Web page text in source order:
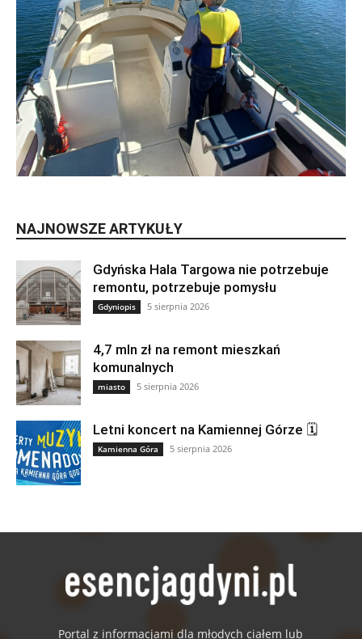
NAJNOWSZE ARTYKUŁY
Gdyńska Hala Targowa nie potrzebuje
remontu, potrzebuje pomysłu
Gdyniopis 5 sierpnia 2026
4,7 mln zł na remont mieszkań
komunalnych
miasto 5 sierpnia 2026
Letni koncert na Kamiennej Górze 🗓
Kamienna Góra 5 sierpnia 2026
Portal z informacjami dla młodych ciałem lub